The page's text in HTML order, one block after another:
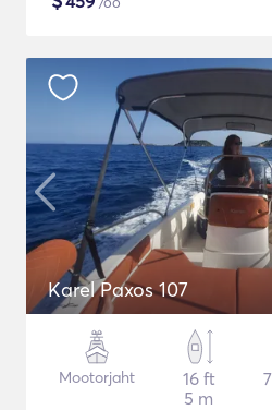
Karel Paxos 107
Mootorjaht
16 ft
5 m